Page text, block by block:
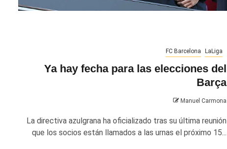
FC Barcelona LaLiga
Ya hay fecha para las elecciones del
Barça
Manuel Carmona
La directiva azulgrana ha oficializado tras su última reunión
que los socios están llamados a las urnas el próximo 15...